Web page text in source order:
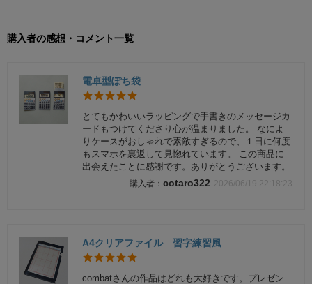
購入者の感想・コメント一覧
電卓型ぽち袋
とてもかわいいラッピングで手書きのメッセージカ
ードもつけてくださり心が温まりました。 なによ
りケースがおしゃれで素敵すぎるので、１日に何度
もスマホを裏返して見惚れています。 この商品に
出会えたことに感謝です。ありがとうございます。
cotaro322 2026/06/19 22:18:23
A4クリアファイル 習字練習風
combatさんの作品はどれも大好きです。プレゼン